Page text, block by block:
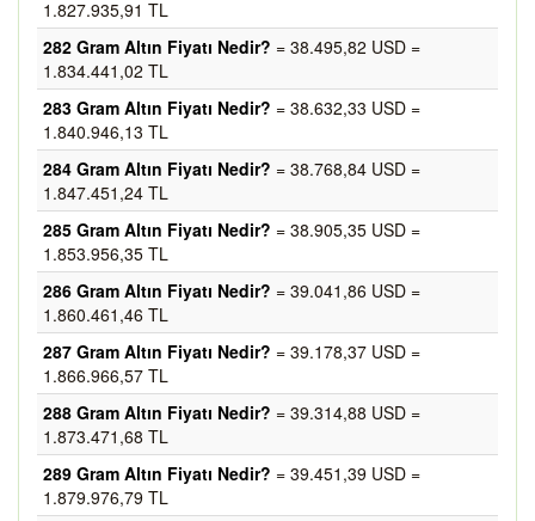
1.827.935,91 TL
282 Gram Altın Fiyatı Nedir? = 38.495,82 USD =
1.834.441,02 TL
283 Gram Altın Fiyatı Nedir? = 38.632,33 USD =
1.840.946,13 TL
284 Gram Altın Fiyatı Nedir? = 38.768,84 USD =
1.847.451,24 TL
285 Gram Altın Fiyatı Nedir? = 38.905,35 USD =
1.853.956,35 TL
286 Gram Altın Fiyatı Nedir? = 39.041,86 USD =
1.860.461,46 TL
287 Gram Altın Fiyatı Nedir? = 39.178,37 USD =
1.866.966,57 TL
288 Gram Altın Fiyatı Nedir? = 39.314,88 USD =
1.873.471,68 TL
289 Gram Altın Fiyatı Nedir? = 39.451,39 USD =
1.879.976,79 TL